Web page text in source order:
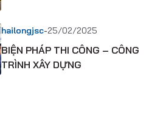
hailongjsc-25/02/2025
BIỆN PHÁP THI CÔNG – CÔNG
TRÌNH XÂY DỰNG